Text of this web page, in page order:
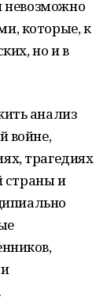
невозможно
которые, к
но и в
анализ
войне,
трагедиях
страны и